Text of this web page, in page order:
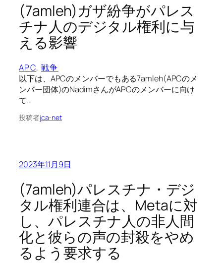
(7amleh)ガザ紛争がパレス
チナ人のデジタル権利に与
える影響
APC, 戦争
以下は、APCのメンバーでもある7amleh(APCのメ
ンバー団体)のNadimさんがAPCのメンバーに向け
て…
投稿者jca-net
2023年11月9日
(7amleh)パレスチナ・デジ
タル権利連合は、Metaに対
し、パレスチナ人の非人間
化と彼らの声の封殺をやめ
るよう要求する